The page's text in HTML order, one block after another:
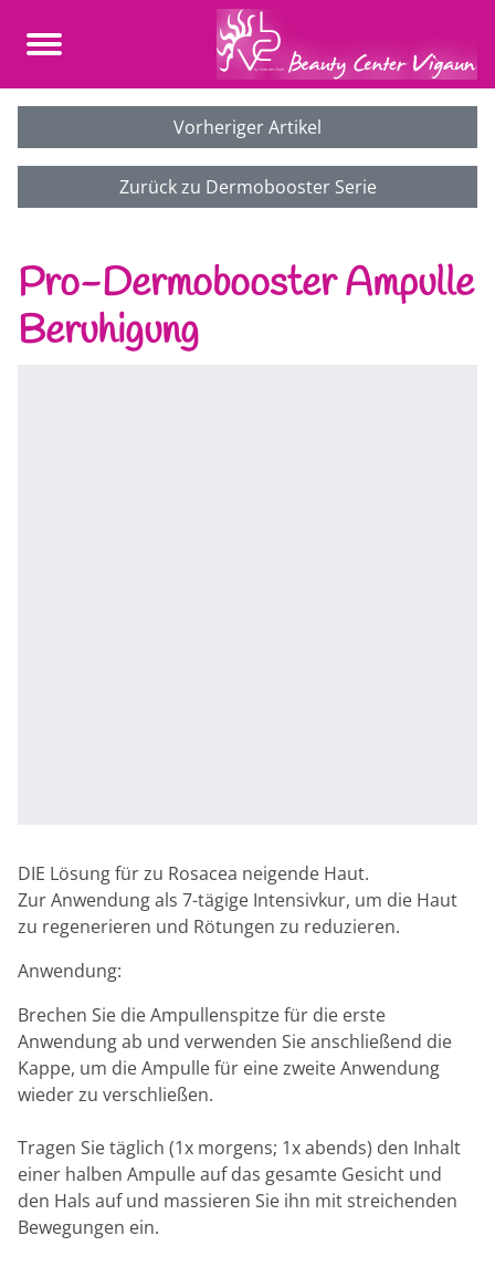
Vorheriger Artikel
Zurück zu Dermobooster Serie
Pro-Dermobooster Ampulle
Beruhigung
DIE Lösung für zu Rosacea neigende Haut.
Zur Anwendung als 7-tägige Intensivkur, um die Haut
zu regenerieren und Rötungen zu reduzieren.
Anwendung:
Brechen Sie die Ampullenspitze für die erste
Anwendung ab und verwenden Sie anschließend die
Kappe, um die Ampulle für eine zweite Anwendung
wieder zu verschließen.
Tragen Sie täglich (1x morgens; 1x abends) den Inhalt
einer halben Ampulle auf das gesamte Gesicht und
den Hals auf und massieren Sie ihn mit streichenden
Bewegungen ein.